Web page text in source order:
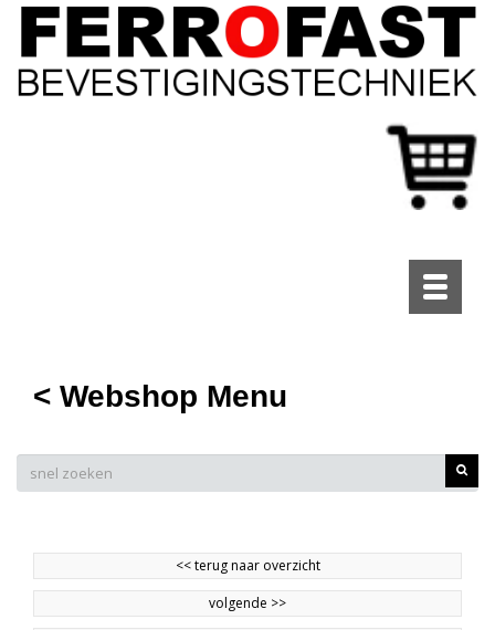
Toggle
< Webshop Menu
<<terug naar overzicht
volgende >>